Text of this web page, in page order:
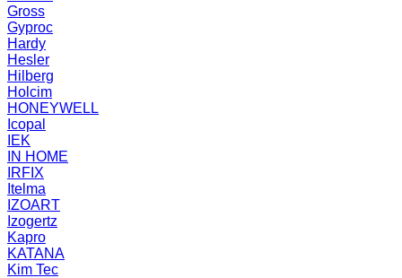
Gross
Gyproc
Hardy
Hesler
Hilberg
Holcim
HONEYWELL
Icopal
IEK
IN HOME
IRFIX
Itelma
IZOART
Izogertz
Kapro
KATANA
Kim Tec